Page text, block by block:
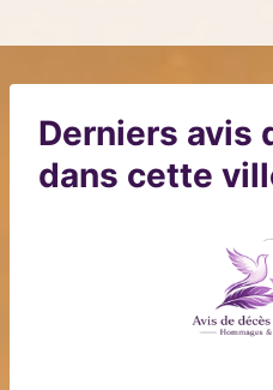
Derniers avis
dans cette